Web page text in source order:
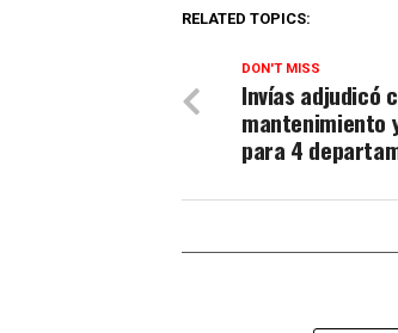
RELATED TOPICS:
DON'T MISS
Invías adjudicó
mantenimiento
para 4